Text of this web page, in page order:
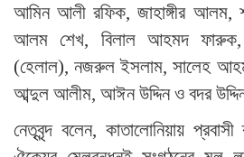
আমিন আলী রফিক, জাহাঙ্গীর
আলম শেখ, বিলাল আহমদ ফারুক,
(হেলাল), নজরুল ইসলাম, সালেহ
আব্দুল আলীম, আঈন উদ্দিন ও বদর
নেতৃবৃন্দ বলেন, কাতালোনিয়ায় প্রবাসী